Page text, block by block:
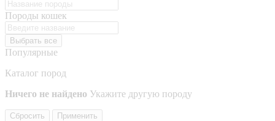
Породы кошек
Выбрать все
Популярные
Каталог пород
Ничего не найдено Укажите другую породу
Сбросить Применить